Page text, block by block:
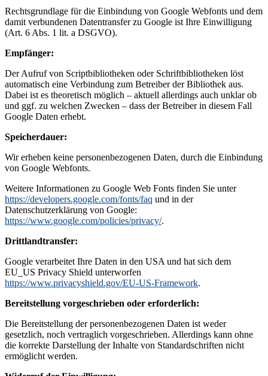
Rechtsgrundlage für die Einbindung von Google Webfonts und dem
damit verbundenen Datentransfer zu Google ist Ihre Einwilligung
(Art. 6 Abs. 1 lit. a DSGVO).
Empfänger:
Der Aufruf von Scriptbibliotheken oder Schriftbibliotheken löst
automatisch eine Verbindung zum Betreiber der Bibliothek aus.
Dabei ist es theoretisch möglich – aktuell allerdings auch unklar ob
und ggf. zu welchen Zwecken – dass der Betreiber in diesem Fall
Google Daten erhebt.
Speicherdauer:
Wir erheben keine personenbezogenen Daten, durch die Einbindung
von Google Webfonts.
Weitere Informationen zu Google Web Fonts finden Sie unter
https://developers.google.com/fonts/faq und in der
Datenschutzerklärung von Google:
https://www.google.com/policies/privacy/.
Drittlandtransfer:
Google verarbeitet Ihre Daten in den USA und hat sich dem
EU_US Privacy Shield unterworfen
https://www.privacyshield.gov/EU-US-Framework.
Bereitstellung vorgeschrieben oder erforderlich:
Die Bereitstellung der personenbezogenen Daten ist weder
gesetzlich, noch vertraglich vorgeschrieben. Allerdings kann ohne
die korrekte Darstellung der Inhalte von Standardschriften nicht
ermöglicht werden.